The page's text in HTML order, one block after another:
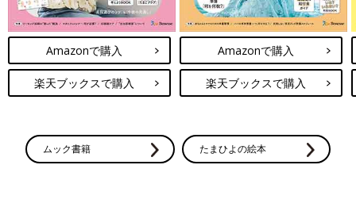
Amazonで購入
楽天ブックスで購入
Amazonで購入
楽天ブックスで購入
ムック書籍 たまひよの絵本